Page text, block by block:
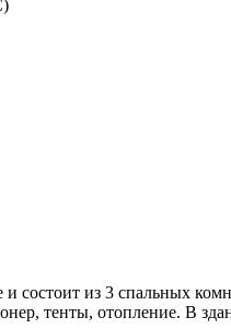
из 3 спальных
тенты, отопление. В